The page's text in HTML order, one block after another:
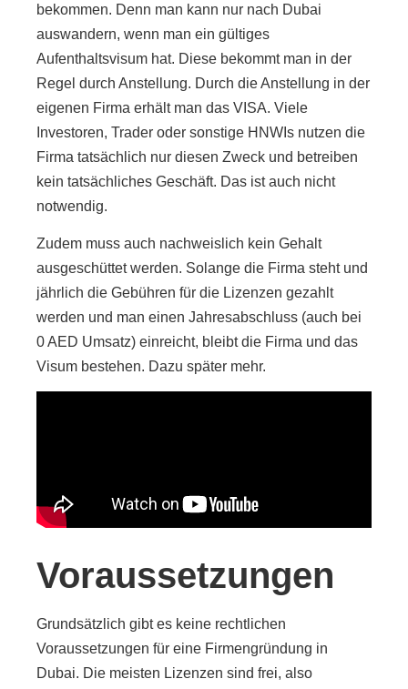
bekommen. Denn man kann nur nach Dubai
auswandern, wenn man ein gültiges
Aufenthaltsvisum hat. Diese bekommt man in der
Regel durch Anstellung. Durch die Anstellung in der
eigenen Firma erhält man das VISA. Viele
Investoren, Trader oder sonstige HNWIs nutzen die
Firma tatsächlich nur diesen Zweck und betreiben
kein tatsächliches Geschäft. Das ist auch nicht
notwendig.
Zudem muss auch nachweislich kein Gehalt
ausgeschüttet werden. Solange die Firma steht und
jährlich die Gebühren für die Lizenzen gezahlt
werden und man einen Jahresabschluss (auch bei
0 AED Umsatz) einreicht, bleibt die Firma und das
Visum bestehen. Dazu später mehr.
Voraussetzungen
Grundsätzlich gibt es keine rechtlichen
Voraussetzungen für eine Firmengründung in
Dubai. Die meisten Lizenzen sind frei, also